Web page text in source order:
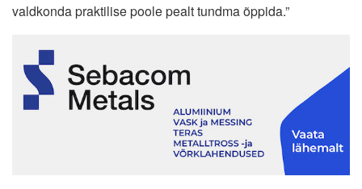
valdkonda praktilise poole pealt tundma õppida.”